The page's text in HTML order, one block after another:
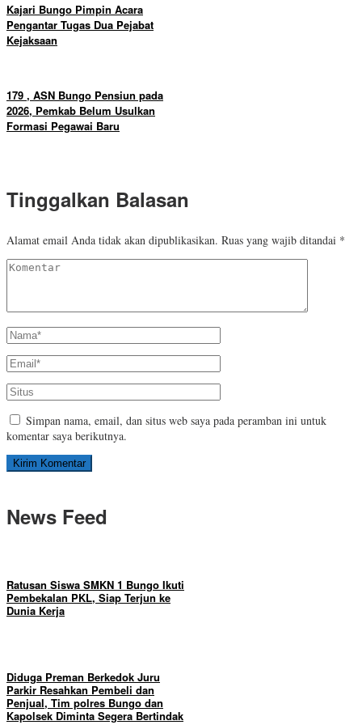
Kajari Bungo Pimpin Acara
Pengantar Tugas Dua Pejabat
Kejaksaan
179 , ASN Bungo Pensiun pada
2026, Pemkab Belum Usulkan
Formasi Pegawai Baru
Tinggalkan Balasan
Alamat email Anda tidak akan dipublikasikan. Ruas yang wajib ditandai *
Simpan nama, email, dan situs web saya pada peramban ini untuk
komentar saya berikutnya.
News Feed
Ratusan Siswa SMKN 1 Bungo Ikuti
Pembekalan PKL, Siap Terjun ke
Dunia Kerja
Diduga Preman Berkedok Juru
Parkir Resahkan Pembeli dan
Penjual, Tim polres Bungo dan
Kapolsek Diminta Segera Bertindak